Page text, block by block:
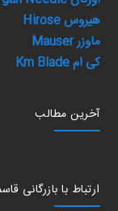
هیروس Hirose
ماوزر Mauser
کی ام Km Blade
آخرین مطالب
ارتباط با بازرگانی